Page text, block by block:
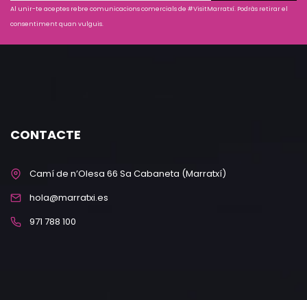
Al unir-te aceptes rebre comunicacions comercials de #VisitMarratxí. Podràs retirar el
consentiment quan vulguis.
CONTACTE
Camí de n’Olesa 66 Sa Cabaneta (Marratxí)
hola@marratxi.es
971 788 100